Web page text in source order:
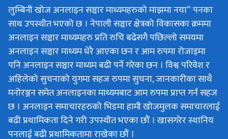
लुम्बिनी खोज अनलाइन सञ्चार माध्यमहरुको माझमा नया“ पनका
साथ उपस्थीत भएको छ । नेपाली सञ्चार क्षेत्रको विकासका क्रममा
अनलाइन सञ्चार माध्यमहरु प्रति रुचि बढेसगै पछिल्लो समयमा
अनलाइन सञ्चार माध्यम धेरै आएका छन र आम रुपमा रोजाइमा
पनि अनलाइन सञ्चार माध्यम बढी पर्ने गरेका छन । विश्व परिवेश र
अहिलेको सुचनाको युगमा सहज रुपमा सुचना, जानकारीका साथै
मनोरञ्जन समेत अनलाइनका माध्यमबाट आम रुपमा प्राप्त गर्न सहज
छ । अनलाइन समाचारहरुको भिडमा हामी खोजमुलक समाचारलाई
बढी प्रथामिकता दिने गरी उपस्थीत भएका छौं । खासगरेर स्थानिय
पनलाई बढी प्रथामिकतामा राखेका छौं ।